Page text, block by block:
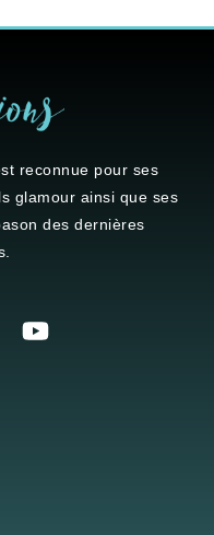
reconnue pour ses
glamour ainsi que ses
des dernières